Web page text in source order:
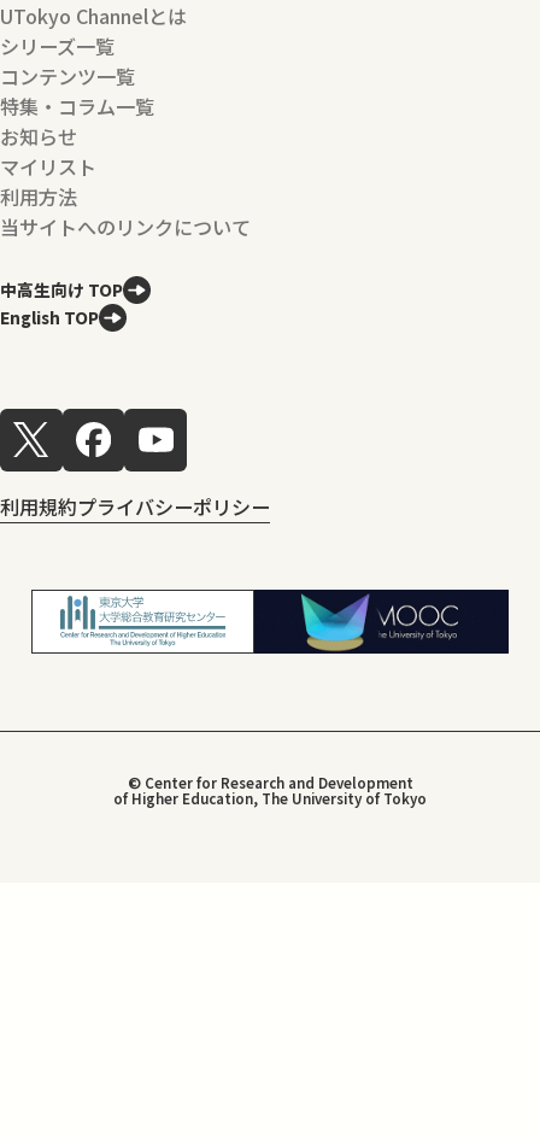
UTokyo Channelとは
シリーズ一覧
コンテンツ一覧
特集・コラム一覧
お知らせ
マイリスト
利用方法
当サイトへのリンクについて
中高生向け TOP
English TOP
利用規約プライバシーポリシー
© Center for Research and Development
of Higher Education, The University of Tokyo